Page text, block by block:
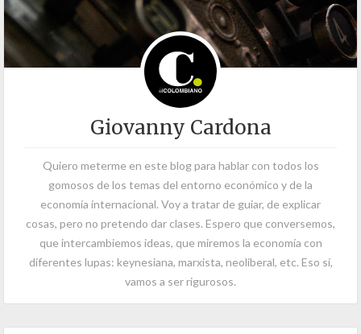
Giovanny Cardona
Quiero meterme en este blog para hablar con todos los
gomosos de los temas del entorno económico y de la
economía internacional. Voy a tratar de guiar, de explicar
cosas, pero no pretendo dar clases. Espero que conversemos,
que intercambiemos ideas, que miremos la economía con
diferentes lupas: keynesiana, marxista, neoliberal, etc. Eso sí,
vamos a ser rigurosos.